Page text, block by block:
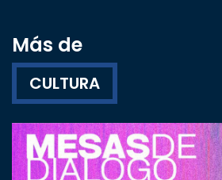
Más de
CULTURA